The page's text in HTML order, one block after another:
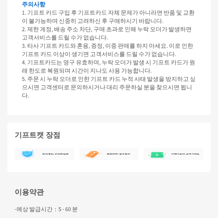
주의사항
1. 기프트 카드 구입 후 기프트카드 자체 문제가 아니라면 반품 및 교환
이 불가능하며 신중히 고려하신 후 구매하시기 바랍니다.
2. 제한 계정, 배송 주소 차단, 구매 초과로 인해 누락 오더가 발생하면
고객서비스를 드릴 수가 없습니다.
3. 타사 기프트 카드와 혼용, 증정, 이중 판매를 하지 마세요. 이로 인한
기프트 카드 이상이 생기면 고객서비스를 드릴 수가 없습니다.
4. 기프트카드는 영구 유효하며, 누락 오더가 발생 시 기프트 카드가 원
래 한도로 복원되며 시간이 지나도 사용 가능합니다.
5. 주문 시 누락 오더로 인한 기프트 카드 누적 사태 발생을 방지하고 싶
으시면 고객센터로 문의하시거나 대리 주문하실 분을 찾으시면 됩니
다.
기프트캣 장점
이용약관
-예상 발급시간：5 - 60 분